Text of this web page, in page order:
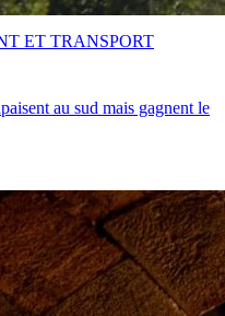
au sud mais gagnent le
ET TRANSPORT